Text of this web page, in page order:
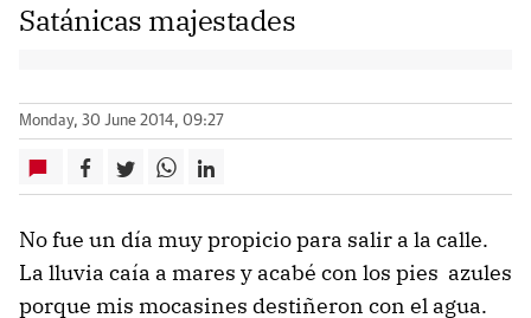
Satánicas majestades
Monday, 30 June 2014, 09:27
No fue un día muy propicio para salir a la calle.
La lluvia caía a mares y acabé con los pies azules
porque mis mocasines destiñeron con el agua.